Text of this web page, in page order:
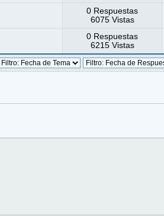
0 Respuestas
6075 Vistas
0 Respuestas
6215 Vistas